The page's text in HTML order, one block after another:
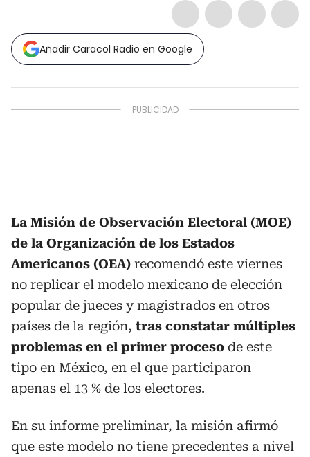
Añadir Caracol Radio en Google
La Misión de Observación Electoral (MOE)
de la Organización de los Estados
Americanos (OEA) recomendó este viernes
no replicar el modelo mexicano de elección
popular de jueces y magistrados en otros
países de la región, tras constatar múltiples
problemas en el primer proceso de este
tipo en México, en el que participaron
apenas el 13 % de los electores.
En su informe preliminar, la misión afirmó
que este modelo no tiene precedentes a nivel